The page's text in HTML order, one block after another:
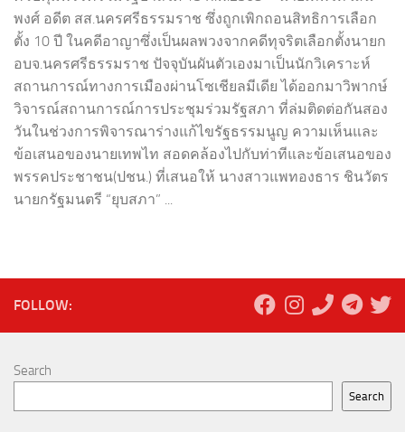
พงศ์ อดีต สส.นครศรีธรรมราช ซึ่งถูกเพิกถอนสิทธิการเลือก
ตั้ง 10 ปี ในคดีอาญาซึ่งเป็นผลพวงจากคดีทุจริตเลือกตั้งนายก
อบจ.นครศรีธรรมราช ปัจจุบันผันตัวเองมาเป็นนักวิเคราะห์
สถานการณ์ทางการเมืองผ่านโซเชียลมีเดีย ได้ออกมาวิพากษ์
วิจารณ์สถานการณ์การประชุมร่วมรัฐสภา ที่ล่มติดต่อกันสอง
วันในช่วงการพิจารณาร่างแก้ไขรัฐธรรมนูญ ความเห็นและ
ข้อเสนอของนายเทพไท สอดคล้องไปกับท่าทีและข้อเสนอของ
พรรคประชาชน(ปชน.) ที่เสนอให้ นางสาวแพทองธาร ชินวัตร
นายกรัฐมนตรี “ยุบสภา” ...
FOLLOW:
Search
Search